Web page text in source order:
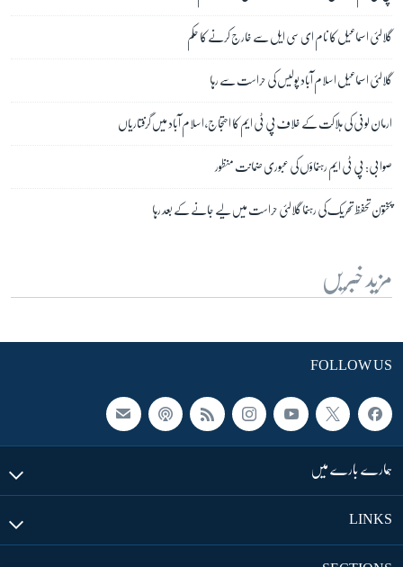
گلالئی اسماعیل کا نام ای سی ایل سے خارج کرنے کا حکم
گلالئی اسماعیل اسلام آباد پولیس کی حراست سے رہا
ارمان لونی کی ہلاکت کے خلاف پی ٹی ایم کا احتجاج، اسلام آباد میں گرفتاریاں
صوابی: پی ٹی ایم رہنماؤں کی عبوری ضمانت منظور
پختون تحفظ تحریک کی رہنما گلالئی حراست میں لیے جانے کے بعد رہا
مزید خبریں
FOLLOW US
ہمارے بارے میں
LINKS